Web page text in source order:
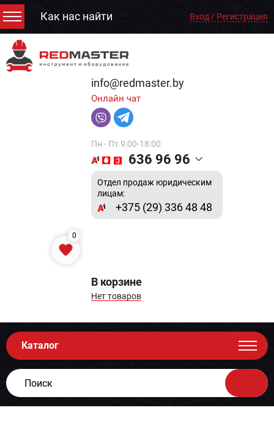
Как нас найти Вход / Регистрация
info@redmaster.by
Онлайн чат
Пн - Пт 9:00-18:00
636 96 96
Отдел продаж юридическим
лицам:
+375 (29) 336 48 48
0
В корзине
Нет товаров
Каталог